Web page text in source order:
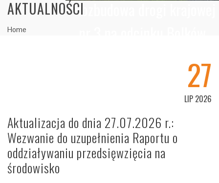
"Rozbudowa drogi krajowej
obwodnicy Kaczorowa"
AKTUALNOŚCI
Home
27
LIP 2026
Aktualizacja do dnia 27.07.2026 r.:
Wezwanie do uzupełnienia Raportu o
oddziaływaniu przedsięwzięcia na
środowisko